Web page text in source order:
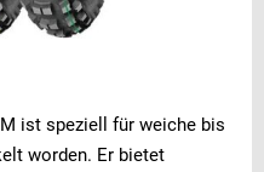
ist speziell für weiche bis
worden. Er bietet